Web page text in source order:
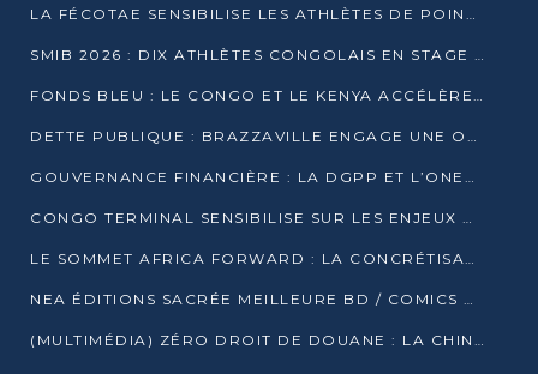
LA FÉCOTAE SENSIBILISE LES ATHLÈTES DE POINTE-NOIRE À L’HYGIÈNE ALIMENTA
SMIB 2026 : DIX ATHLÈTES CONGOLAIS EN STAGE AU KENYA
FONDS BLEU : LE CONGO ET LE KENYA ACCÉLÈRENT LA MOBILISATION DES FINANCEMENTS
DETTE PUBLIQUE : BRAZZAVILLE ENGAGE UNE OPÉRATION DE RACHAT DE 575 MILLIONS DE DOLLARS
GOUVERNANCE FINANCIÈRE : LA DGPP ET L’ONEC-C VERS UN PARTENARIAT POUR ASSAINIR LES ENTREPRISES PUBLIQUES
CONGO TERMINAL SENSIBILISE SUR LES ENJEUX DE LA SANTÉ MENTALE EN
LE SOMMET AFRICA FORWARD : LA CONCRÉTISATION DE PARTENARIATS ÉQUILIBRÉS ET TOURNÉS VERS L’AVENIR ENTRE LE CONTINENT AFRICAIN ET LA FRANCE
NEA ÉDITIONS SACRÉE MEILLEURE BD / COMICS D’AFRIQUE AU KENYA
(MULTIMÉDIA) ZÉRO DROIT DE DOUANE : LA CHINE ET L’AFRIQUE VERS UNE PROXIMITÉ SANS PRÉCÉDENT (PAPIER GÉNÉRAL)